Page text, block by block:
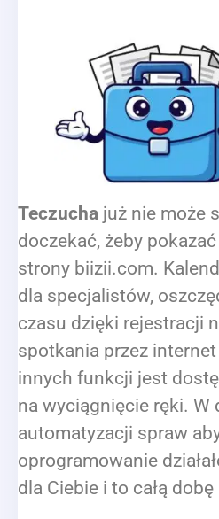
Teczucha już nie może
doczekać, żeby pokazać
strony biizii.com.
dla specjalistów,
czasu dzięki rejestracji
spotkania przez
innych funkcji jest
na wyciągnięcie ręki. W
automatyzacji spraw
oprogramowanie
dla Ciebie i to całą dobę